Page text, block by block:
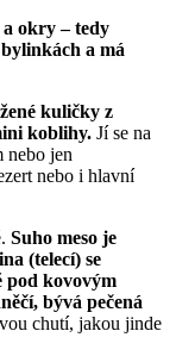
okry – tedy
a má
kuličky z
koblihy. Jí se na
nebo jen
nebo i hlavní
Suho meso je
(telecí) se
pod kovovým
bývá pečená
chutí, jakou jinde